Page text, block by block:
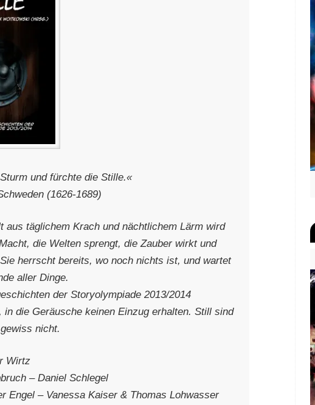
und fürchte die Stille.«
(1626-1689)
aus täglichem Krach und nächtlichem Lärm wird
die Welten sprengt, die Zauber wirkt und
herrscht bereits, wo noch nichts ist, und wartet
aller Dinge.
der Storyolympiade 2013/2014
in die Geräusche keinen Einzug erhalten. Still sind
nicht.
Wirtz
– Daniel Schlegel
Engel – Vanessa Kaiser & Thomas Lohwasser